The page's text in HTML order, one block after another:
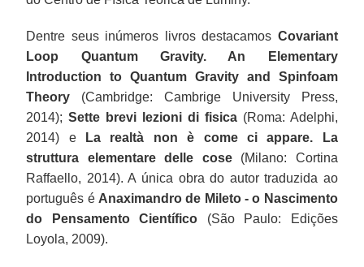
Dentre seus inúmeros livros destacamos Covariant
Loop Quantum Gravity. An Elementary
Introduction to Quantum Gravity and Spinfoam
Theory (Cambridge: Cambrige University Press,
2014);Sette brevi lezioni di fisica(Roma: Adelphi,
2014) e
La realtà non è come ci appare. La
struttura elementare delle cose(Milano: Cortina
Raffaello, 2014). A única obra do autor traduzida ao
português é Anaximandro de Mileto - o Nascimento
do Pensamento Científico (São Paulo: Edições
Loyola, 2009).